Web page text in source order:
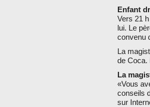
Enfant
Vers 21
lui. Le
convenu
La
de Coca.
La
«Vous
conseils
sur